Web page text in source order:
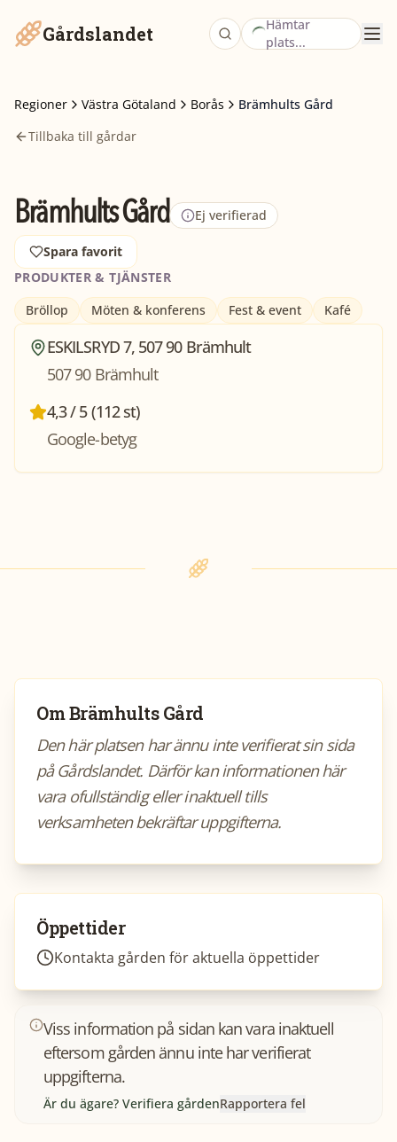
Gårdslandet
Hämtar
plats...
Regioner Västra Götaland Borås
Brämhults Gård
Tillbaka till gårdar
Brämhults Gård Ej verifierad
Spara favorit
PRODUKTER & TJÄNSTER
Bröllop
Möten & konferens Fest & event Kafé
ESKILSRYD 7, 507 90 Brämhult
507 90 Brämhult
4,3 / 5 (112 st)
Google-betyg
OmBrämhults Gård
Den här platsen har ännu inte verifierat sin sida
på Gårdslandet. Därför kan informationen här
vara ofullständig eller inaktuell tills
verksamheten bekräftar uppgifterna.
Öppettider
Kontakta gården för aktuella öppettider
Viss information på sidan kan vara inaktuell
eftersom gården ännu inte har verifierat
uppgifterna.
Är du ägare? Verifiera gårdenRapportera fel